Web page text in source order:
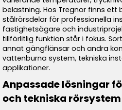
belastning. Hos Tregnor finns
stålrörsdelar för professionella
fastighetsägare och
tillförlitlig funktion står i fokus.
annat gängflänsar och andra
vattenburna system, tekniska
applikationer.
Anpassade lösningar
och tekniska rörsystem